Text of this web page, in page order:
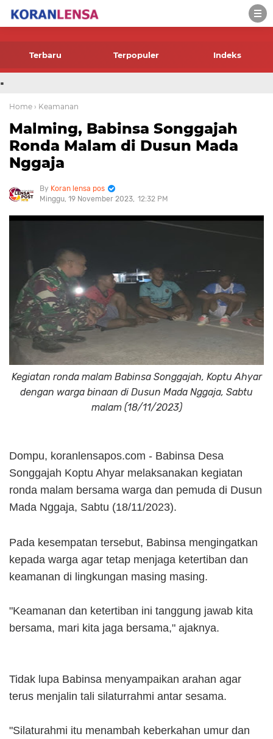
-->
Terbaru Terpopuler Indeks
.
Home › Keamanan
Malming, Babinsa Songgajah
Ronda Malam di Dusun Mada
Nggaja
Koran lensa pos
Minggu, 19 November 2023 12:32 PM
Kegiatan ronda malam Babinsa Songgajah, Koptu Ahyar
dengan warga binaan di Dusun Mada Nggaja, Sabtu
malam (18/11/2023)
Dompu, koranlensapos.com - Babinsa Desa
Songgajah Koptu Ahyar melaksanakan kegiatan
ronda malam bersama warga dan pemuda di Dusun
Mada Nggaja, Sabtu (18/11/2023).
Pada kesempatan tersebut, Babinsa mengingatkan
kepada warga agar tetap menjaga ketertiban dan
keamanan di lingkungan masing masing.
"Keamanan dan ketertiban ini tanggung jawab kita
bersama, mari kita jaga bersama," ajaknya.
Tidak lupa Babinsa menyampaikan arahan agar
terus menjalin tali silaturrahmi antar sesama.
"Silaturahmi itu menambah keberkahan umur dan